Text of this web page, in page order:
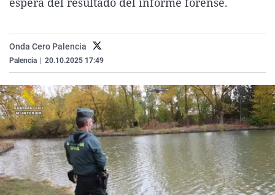
La rosa de los vientos
Gente viajera
Caso
Retornados
Operación Viuda
Extremadura
Galicia
Navarra
País Vasco
Virales
Televisión
Onda Cero Palencia
Palencia 20.10.2025 17:49